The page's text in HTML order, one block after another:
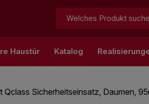
Suchen:
Haustür Katalog
Qclass Sicherheitseinsatz, Daumen,